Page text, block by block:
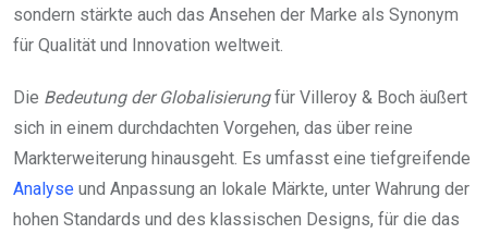
sondern stärkte auch das Ansehen der Marke als Synonym
für Qualität und Innovation weltweit.
Die Bedeutung der Globalisierungfür Villeroy & Boch äußert
sich in einem durchdachten Vorgehen, das über reine
Markterweiterung hinausgeht. Es umfasst eine tiefgreifende
Analyse und Anpassung an lokale Märkte, unter Wahrung der
hohen Standards und des klassischen Designs, für die das